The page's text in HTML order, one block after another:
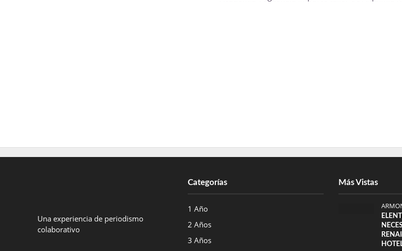
Una experiencia de periodismo
colaborativo
Categorías
1 Año
2 Años
3 Años
Más Vistas